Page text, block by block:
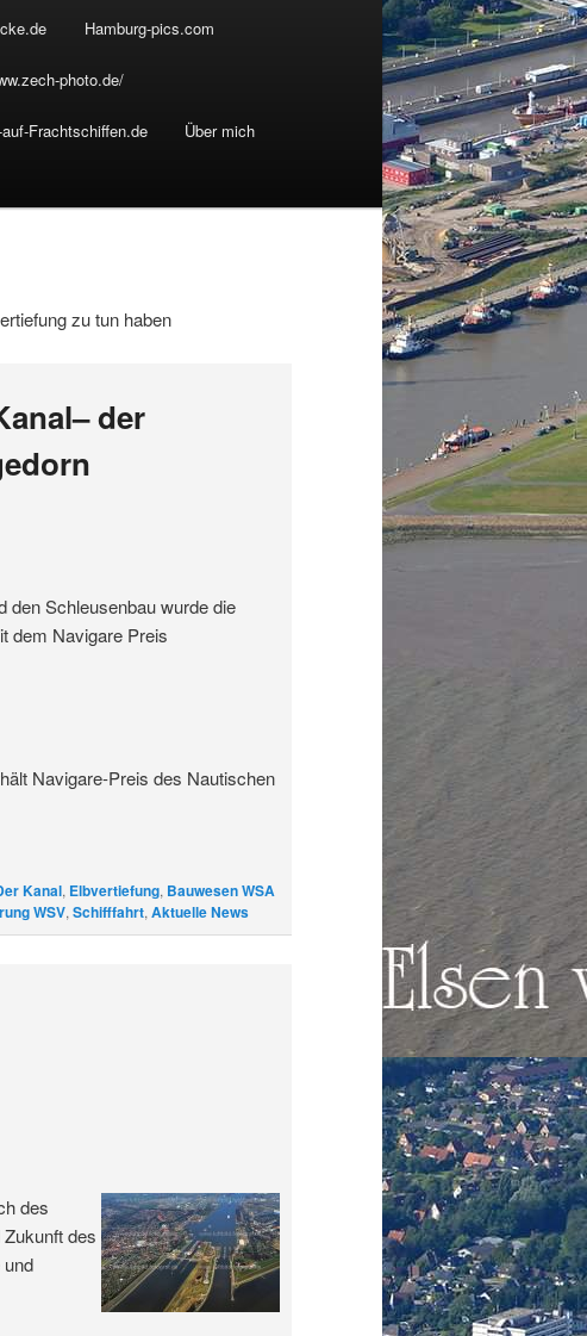
Hamburg-pics.com
photo.de/
Frachtschiffen.de Über mich
zu tun haben
der
den Schleusenbau wurde die
dem Navigare Preis
Navigare-Preis des Nautischen
Kanal, Elbvertiefung, Bauwesen WSA
WSV, Schifffahrt, Aktuelle News
des
des